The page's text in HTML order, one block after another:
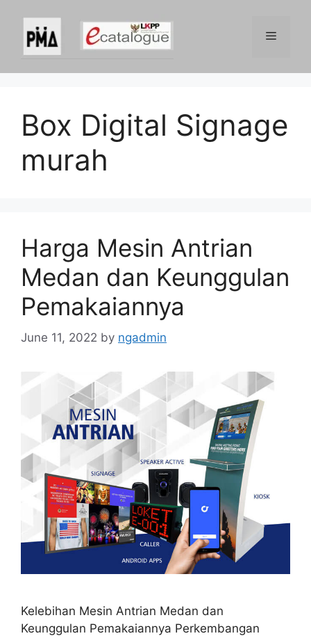
content
Menu
Box Digital Signage
murah
Harga Mesin Antrian
Medan dan Keunggulan
Pemakaiannya
June 11, 2022 by ngadmin
Kelebihan Mesin Antrian Medan dan
Keunggulan Pemakaiannya Perkembangan